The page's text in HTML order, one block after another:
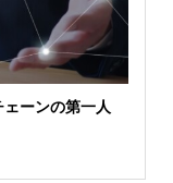
ーンの第一人